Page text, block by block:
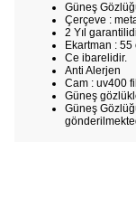
Güneş
Çerçeve :
2 Yıl
Ekartman :
Ce ibarelidir.
Anti Alerjen
Cam : uv400
Güneş
Güneş